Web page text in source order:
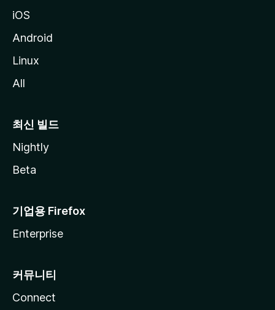
iOS
Android
Linux
All
최신 빌드
Nightly
Beta
기업용 Firefox
Enterprise
커뮤니티
Connect